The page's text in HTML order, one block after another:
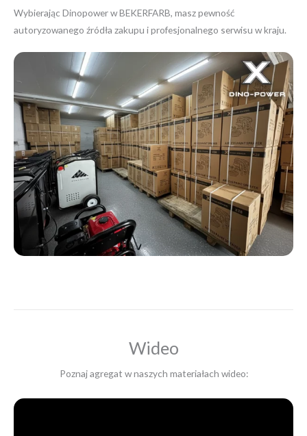
Wybierając Dinopower w BEKERFARB, masz pewność
autoryzowanego źródła zakupu i profesjonalnego serwisu w kraju.
Wideo
Poznaj agregat w naszych materiałach wideo: